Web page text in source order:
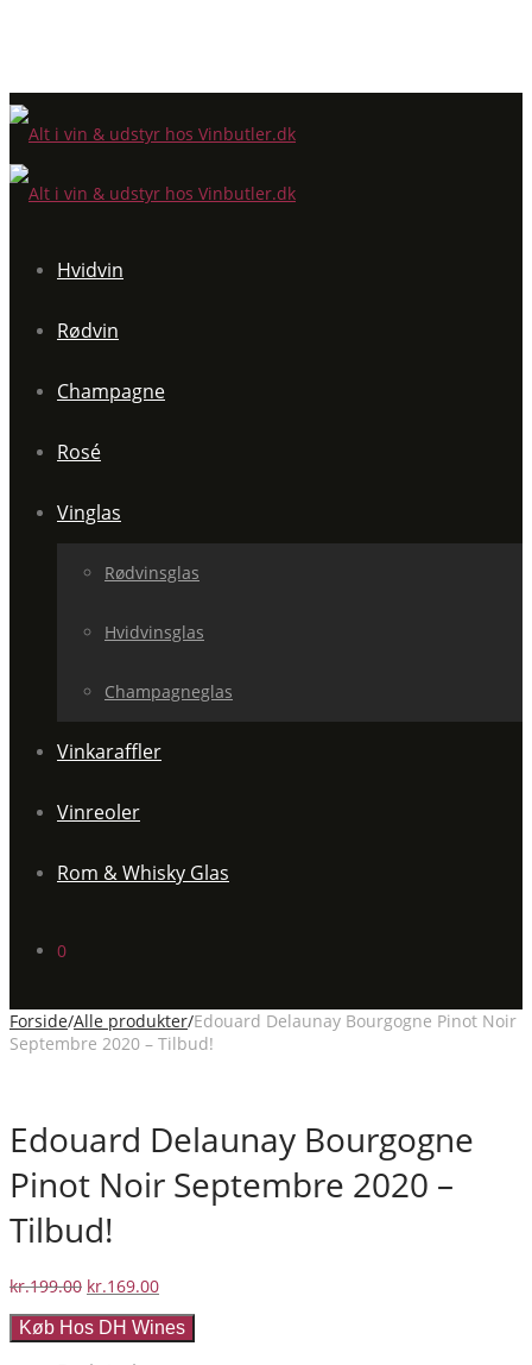
Hvidvin
Rødvin
Champagne
Rosé
Vinglas
Rødvinsglas
Hvidvinsglas
Champagneglas
Vinkaraffler
Vinreoler
Rom & Whisky Glas
0
Forside/Alle produkter/Edouard Delaunay Bourgogne Pinot Noir
Septembre 2020 – Tilbud!
Edouard Delaunay Bourgogne
Pinot Noir Septembre 2020 –
Tilbud!
kr.199.00 Den
pris
kr.169.00Den
pris
Køb Hos DH Wines